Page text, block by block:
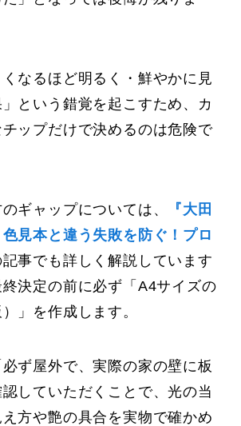
なるほど明るく・鮮やかに見
という錯覚を起こすため、カ
ップだけで決めるのは危険で
ギャップについては、
『大田
見本と違う失敗を防ぐ！プロ
記事でも詳しく解説しています
決定の前に必ず「A4サイズの
」を作成します。
ず屋外で、実際の家の壁に板
していただくことで、光の当
方や艶の具合を実物で確かめ